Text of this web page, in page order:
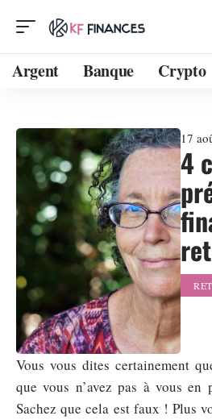
Argent Banque Crypto
17
4
Vous vous dites certainement
que vous n’avez pas à vous en
Sachez que cela est faux ! Plus